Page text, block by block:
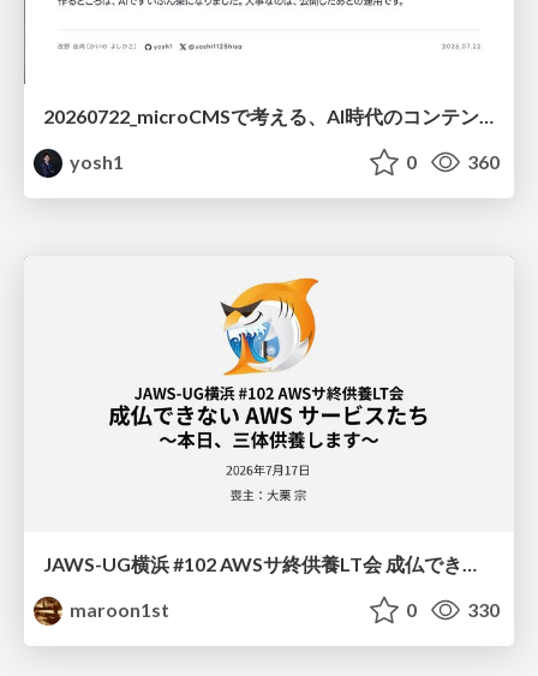
20260722_microCMSで考える、AI時代のコンテンツ運用設計
yosh1
0 360
maroon1st
0 330